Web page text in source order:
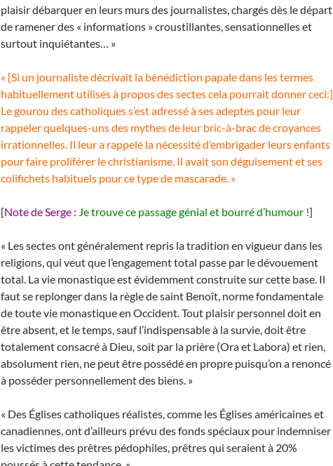
plaisir débarquer en leurs murs des journalistes, chargés dès le départ
de ramener des « informations » croustillantes, sensationnelles et
surtout inquiétantes… »
« [Si un journaliste décrivait la bénédiction papale dans les termes
habituellement utilisés à propos des sectes cela pourrait donner ceci:]
Le gourou des catholiques s’est adressé à ses adeptes pour leur
rappeler quelques-uns des mythes de leur bric-à-brac de croyances
irrationnelles. Il leur a rappelé la nécessité d’embrigader leurs enfants
pour faire proliférer le christianisme. Il avait son déguisement et ses
colifichets habituels pour ce type de mascarade. »
[Note de Serge : Je trouve ce passage génial et bourré d’humour !]
« Les sectes ont généralement repris la tradition en vigueur dans les
religions, qui veut que l’engagement total passe par le dévouement
total. La vie monastique est évidemment construite sur cette base. Il
faut se replonger dans la règle de saint Benoît, norme fondamentale
de toute vie monastique en Occident. Tout plaisir personnel doit en
être absent, et le temps, sauf l’indispensable à la survie, doit être
totalement consacré à Dieu, soit par la prière (Ora et Labora) et rien,
absolument rien, ne peut être possédé en propre puisqu’on a renoncé
à posséder personnellement des biens. »
« Des Églises catholiques réalistes, comme les Églises américaines et
canadiennes, ont d’ailleurs prévu des fonds spéciaux pour indemniser
les victimes des prêtres pédophiles, prêtres qui seraient à 20%